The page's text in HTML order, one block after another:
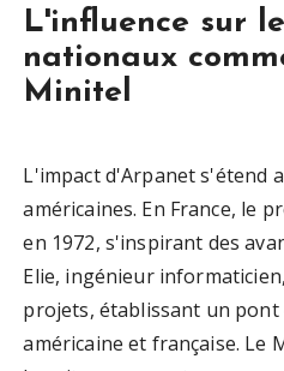
L'influence sur
nationaux
Minitel
L'impact d'Arpanet s'étend
américaines. En France, le
en 1972, s'inspirant des
Elie, ingénieur
projets, établissant un
américaine et française. Le